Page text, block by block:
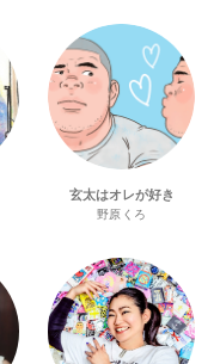
玄太はオレが好き
野原くろ